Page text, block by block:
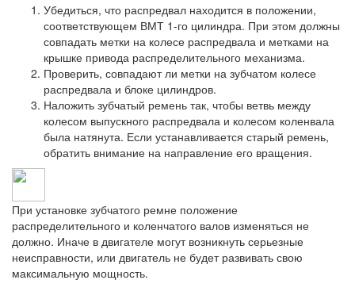
Убедиться, что распредвал находится в положении,
соответствующем ВМТ 1-го цилиндра. При этом должны
совпадать метки на колесе распредвала и метками на
крышке привода распределительного механизма.
Проверить, совпадают ли метки на зубчатом колесе
распредвала и блоке цилиндров.
Наложить зубчатый ремень так, чтобы ветвь между
колесом выпускного распредвала и колесом коленвала
была натянута. Если устанавливается старый ремень,
обратить внимание на направление его вращения.
При установке зубчатого ремне положение
распределительного и коленчатого валов изменяться не
должно. Иначе в двигателе могут возникнуть серьезные
неисправности, или двигатель не будет развивать свою
максимальную мощность.